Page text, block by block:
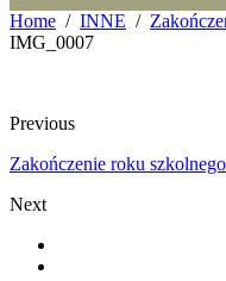
Home INNE
IMG_0007
Previous
Zakończenie roku
Next